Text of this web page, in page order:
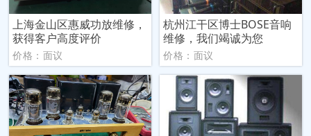
上海金山区惠威功放维修，
获得客户高度评价
价格：面议
杭州江干区博士BOSE音响
维修，我们竭诚为您
价格：面议